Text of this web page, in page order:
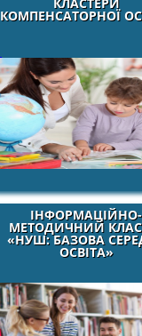
КОМПЕНСАТОРНОЇ
ІНФОРМАЦІЙНО-
МЕТОДИЧНИЙ
«НУШ: БАЗОВА
ОСВІТА»